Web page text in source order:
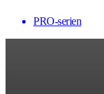
PRO-serien